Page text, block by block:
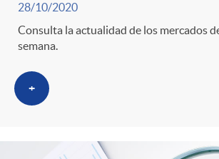
28/10/2020
Consulta la actualidad de los mercados
semana.
+